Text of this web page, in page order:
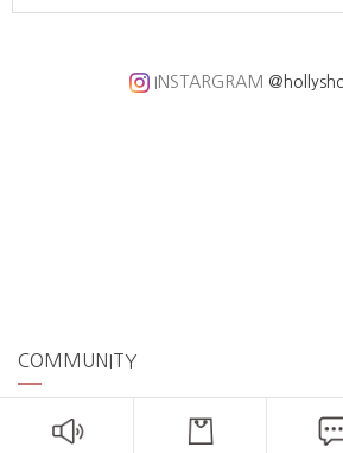
INSTARGRAM
COMMUNITY